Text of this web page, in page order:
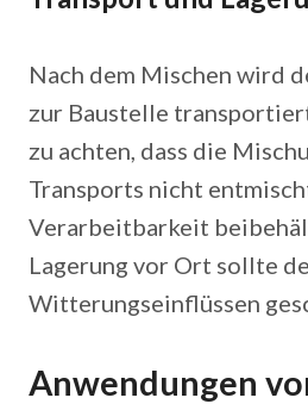
Nach dem Mischen wird
zur Baustelle
zu achten, dass die
Transports nicht
Verarbeitbarkeit
Lagerung vor Ort sollte
Witterungseinflüssen
Anwendungen